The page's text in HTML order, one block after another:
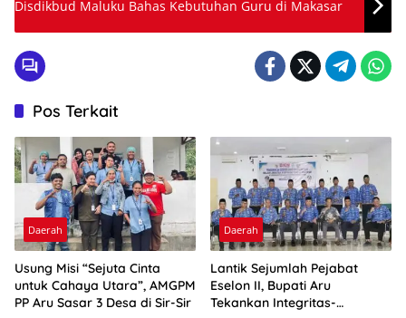
Disdikbud Maluku Bahas Kebutuhan Guru di Makasar
Pos Terkait
Daerah
Usung Misi “Sejuta Cinta
untuk Cahaya Utara”, AMGPM
PP Aru Sasar 3 Desa di Sir-Sir
Daerah
Lantik Sejumlah Pejabat
Eselon II, Bupati Aru
Tekankan Integritas-